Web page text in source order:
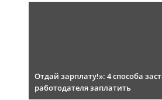
Отдай зарплату!»: 4 способа
работодателя заплатить